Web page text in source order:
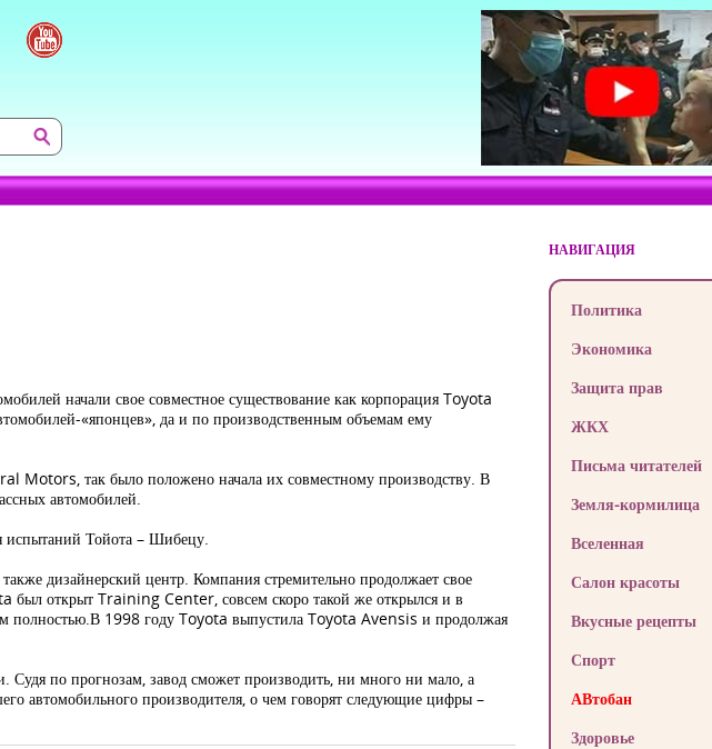
начали свое совместное существование как корпорация Toyota
«японцев», да и по производственным объемам ему
так было положено начала их совместному производству. В
автомобилей.
испытаний Тойота – Шибецу.
дизайнерский центр. Компания стремительно продолжает свое
был открыт Training Center, совсем скоро такой же открылся и в
полностью.В 1998 году Toyota выпустила Toyota Avensis и продолжая
по прогнозам, завод сможет производить, ни много ни мало, а
автомобильного производителя, о чем говорят следующие цифры –
НАВИГАЦИЯ
Политика
Экономика
Защита прав
ЖКХ
Письма читателей
Земля-кормилица
Вселенная
Салон красоты
Вкусные рецепты
Спорт
АВтобан
Здоровье